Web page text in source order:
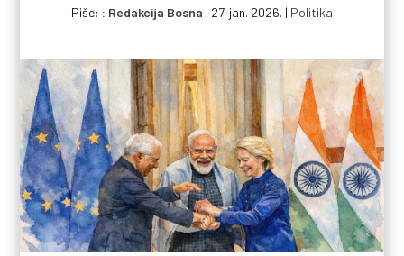
Piše: Redakcija Bosna | 27. jan. 2026. | Politika